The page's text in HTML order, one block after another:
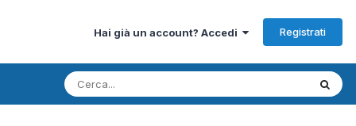
Hai già un account? Accedi Registrati